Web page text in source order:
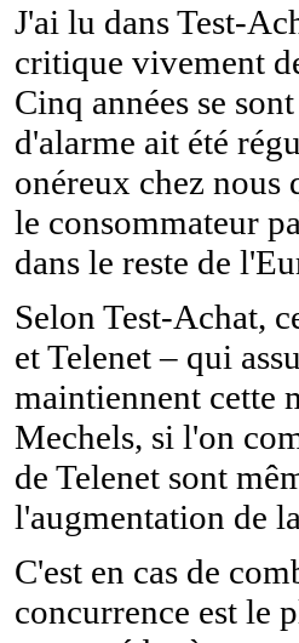
J'ai lu dans Test-
critique vivement
Cinq années se
d'alarme ait été
onéreux chez nous
le consommateur
dans le reste de
Selon Test-Achat,
et Telenet – qui
maintiennent cette
Mechels, si l'on
de Telenet sont
l'augmentation de
C'est en cas de
concurrence est le